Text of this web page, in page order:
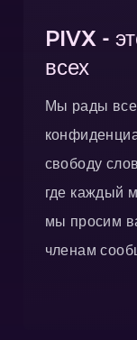
PIVX -
всех
Мы рады
свободу
где каждый
мы просим
членам